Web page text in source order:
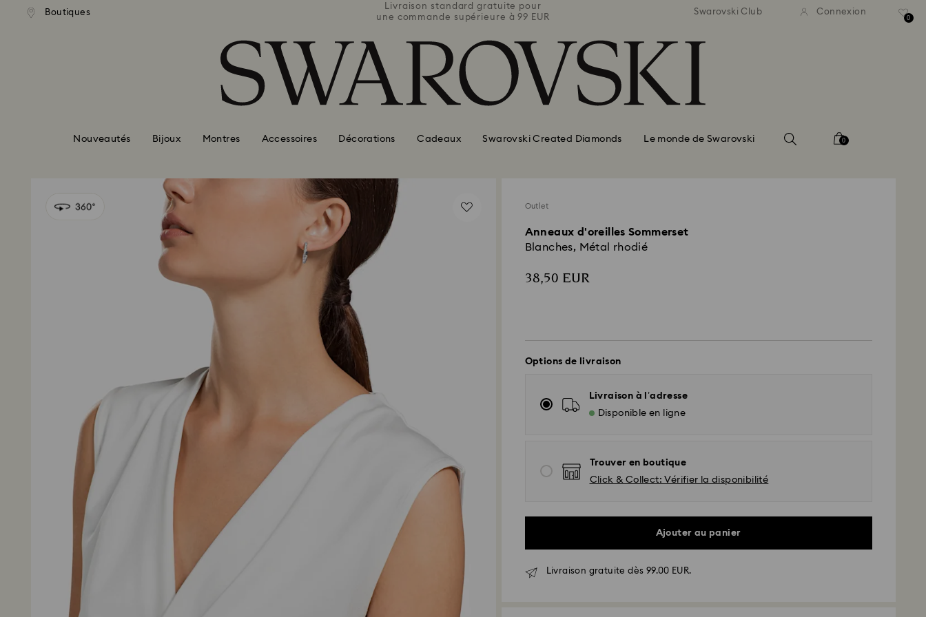
Accesskeys list
Boutiques
standard gratuite pour
supérieure à 99 EUR
Livraison standard gratuite pour
une commande supérieure à 99 EUR
Livraison standard gratuite pour
une commande supérieure à 99 EUR
Livraison standard
une commande supérieure
Swarovski Club Connexion
0
Nouveautés Bijoux Montres Accessoires Décorations Cadeaux Swarovski Created Diamonds Le monde de Swarovski 0
Outlet
Anneaux d'oreilles Sommerset
Blanches, Métal rhodié
38,50 EUR
Options de livraison
Livraison à l’adresse
Disponible en ligne
Trouver en boutique
Click & Collect: Vérifier la disponibilité
Ajouter au panier
Livraison gratuite dès 99.00 EUR.
seront traitées et envoyées le jour ouvrable même